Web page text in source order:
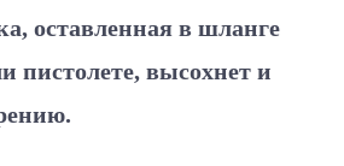
оставленная в шланге
пистолете, высохнет и